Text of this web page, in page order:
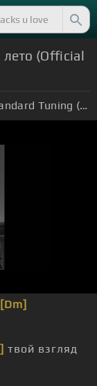
(Official
Standard Tuning (EADGBE)
[Dm]
твой взгляд